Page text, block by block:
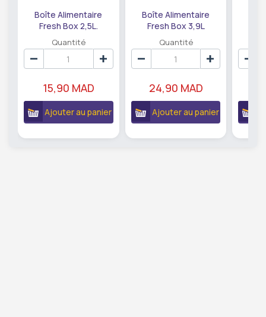
Boîte Alimentaire
Fresh Box 2,5L.
Quantité
15,90 MAD
Ajouter au panier
Boîte Alimentaire
Fresh Box 3,9L
Quantité
24,90 MAD
Ajouter au panier